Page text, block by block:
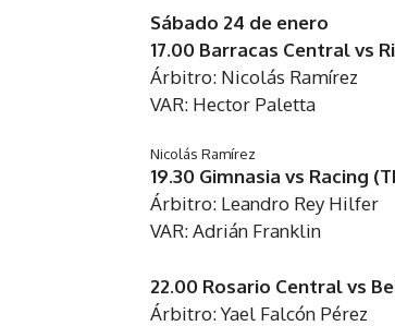
Sábado 24 de enero
17.00 Barracas Central vs
Árbitro: Nicolás Ramírez
VAR: Hector Paletta
Nicolás Ramírez
19.30 Gimnasia vs Racing
Árbitro: Leandro Rey Hilfer
VAR: Adrián Franklin
22.00 Rosario Central vs
Árbitro: Yael Falcón Pérez